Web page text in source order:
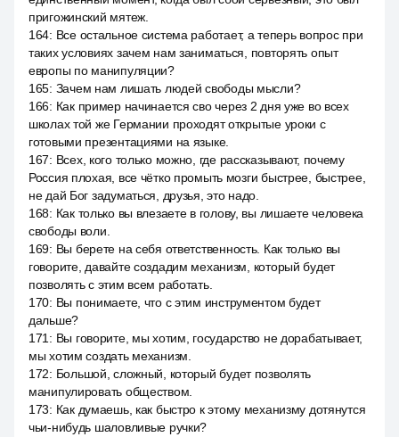
пригожинский мятеж.
164: Все остальное система работает, а теперь вопрос при
таких условиях зачем нам заниматься, повторять опыт
европы по манипуляции?
165: Зачем нам лишать людей свободы мысли?
166: Как пример начинается сво через 2 дня уже во всех
школах той же Германии проходят открытые уроки с
готовыми презентациями на языке.
167: Всех, кого только можно, где рассказывают, почему
Россия плохая, все чётко промыть мозги быстрее, быстрее,
не дай Бог задуматься, друзья, это надо.
168: Как только вы влезаете в голову, вы лишаете человека
свободы воли.
169: Вы берете на себя ответственность. Как только вы
говорите, давайте создадим механизм, который будет
позволять с этим всем работать.
170: Вы понимаете, что с этим инструментом будет
дальше?
171 : Вы говорите, мы хотим, государство не дорабатывает,
мы хотим создать механизм.
172: Большой, сложный, который будет позволять
манипулировать обществом.
173: Как думаешь, как быстро к этому механизму дотянутся
чьи-нибудь шаловливые ручки?